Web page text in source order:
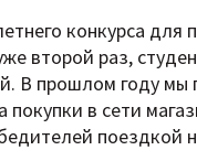
конкурса
второй раз,
В прошлом году
покупки в сети
поездкой